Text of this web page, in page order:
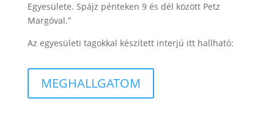
Egyesülete. Spájz pénteken 9 és dél között Petz
Margóval.”
Az egyesületi tagokkal készített interjú itt hallható:
MEGHALLGATOM